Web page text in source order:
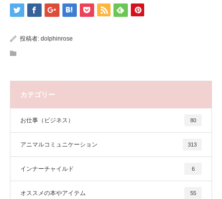
投稿者: dolphinrose
カテゴリー
お仕事（ビジネス） 80
アニマルコミュニケーション 313
インナーチャイルド 6
オススメの本やアイテム 55